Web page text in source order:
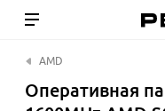
AMD
Оперативная